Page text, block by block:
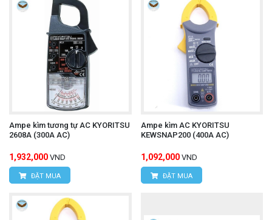
Ampe kìm tương tự AC KYORITSU
2608A (300A AC)
1,932,000 VND
ĐẶT MUA
Ampe kìm AC KYORITSU
KEWSNAP200 (400A AC)
1,092,000 VND
ĐẶT MUA